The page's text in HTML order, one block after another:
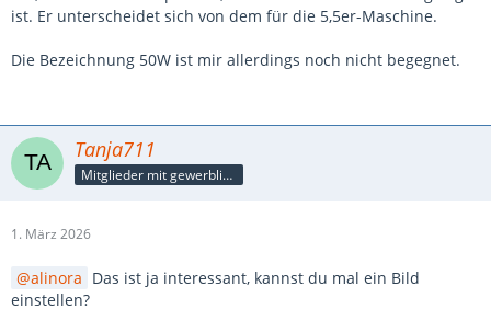
ist. Er unterscheidet sich von dem für die 5,5er-Maschine.
Die Bezeichnung 50W ist mir allerdings noch nicht begegnet.
Tanja711
Mitglieder mit gewerblicher Verbindung, auch als Mitarbeiter/in
1. März 2026
alinora Das ist ja interessant, kannst du mal ein Bild
einstellen?